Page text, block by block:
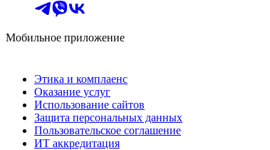
Мобильное приложение
Этика и комплаенс
Оказание услуг
Использование сайтов
Защита персональных данных
Пользовательское соглашение
ИТ аккредитация